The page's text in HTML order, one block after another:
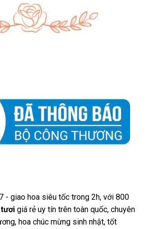
- giao hoa siêu tốc trong 2h, với 800
giá rẻ uy tín trên toàn quốc, chuyên
hoa chúc mừng sinh nhật, tốt